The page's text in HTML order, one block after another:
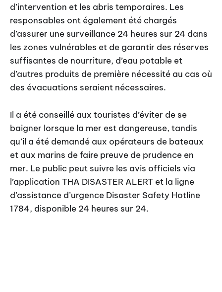
d’intervention et les abris temporaires. Les
responsables ont également été chargés
d’assurer une surveillance 24 heures sur 24 dans
les zones vulnérables et de garantir des réserves
suffisantes de nourriture, d’eau potable et
d’autres produits de première nécessité au cas où
des évacuations seraient nécessaires.
Il a été conseillé aux touristes d’éviter de se
baigner lorsque la mer est dangereuse, tandis
qu’il a été demandé aux opérateurs de bateaux
et aux marins de faire preuve de prudence en
mer. Le public peut suivre les avis officiels via
l’application THA DISASTER ALERT et la ligne
d’assistance d’urgence Disaster Safety Hotline
1784, disponible 24 heures sur 24.